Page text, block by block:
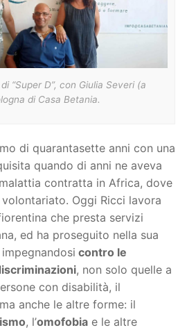
“Super D”, con Giulia Severi (a
di Casa Betania.
di quarantasette anni con una
quando di anni ne aveva
contratta in Africa, dove
Oggi Ricci lavora
che presta servizi
ed ha proseguito nella sua
contro le
, non solo quelle a
con disabilità, il
anche le altre forme: il
, l’omofobia e le altre